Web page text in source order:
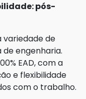
pós-
variedade de
engenharia.
EAD, com a
e flexibilidade
com o trabalho.